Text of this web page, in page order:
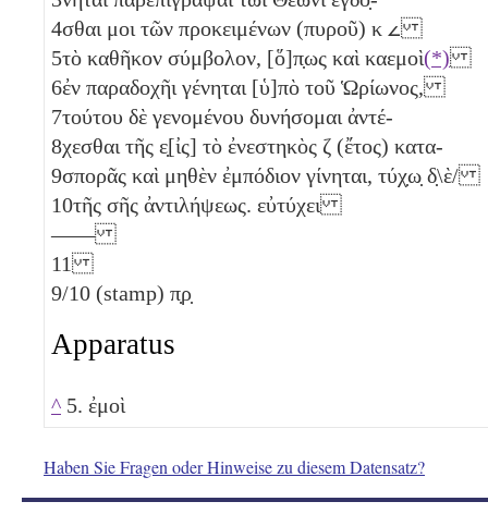
4σθαι μοι τῶν προκειμένων (πυροῦ) κ 𐅵
5τὸ καθῆκον σύμβολον, [ὅ]π̣ως καὶ καεμοὶ(*)
6ἐν παραδοχῆι γένηται [ὑ]πὸ τοῦ Ὡρίωνος,
7τούτου δὲ γενομένου δυνήσομαι ἀντέ-
8χεσθαι τῆς ε̣[ἰς] τὸ ἐνεστηκὸς ζ (ἔτος) κατα-
9σπορᾶς καὶ μηθὲν ἐμπόδιον γίνηται, τύχ̣ω̣ δ̣\ὲ/
10τῆς σῆς ἀντιλήψεως. εὐτύχει
——
11
9/10 (stamp) π̣ρ̣
Apparatus
^ 5. ἐμοὶ
Haben Sie Fragen oder Hinweise zu diesem Datensatz?